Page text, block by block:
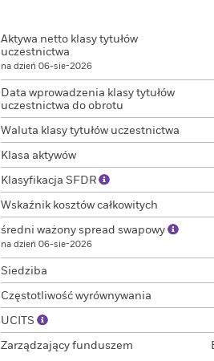
Aktywa netto klasy tytułów
uczestnictwa
na dzień 06-sie-2026
Data wprowadzenia klasy tytułów
uczestnictwa do obrotu
Waluta klasy tytułów uczestnictwa
Klasa aktywów
Klasyfikacja SFDR
Wskaźnik kosztów całkowitych
średni ważony spread swapowy
na dzień 06-sie-2026
Siedziba
Częstotliwość wyrównywania
UCITS
Zarządzający funduszem